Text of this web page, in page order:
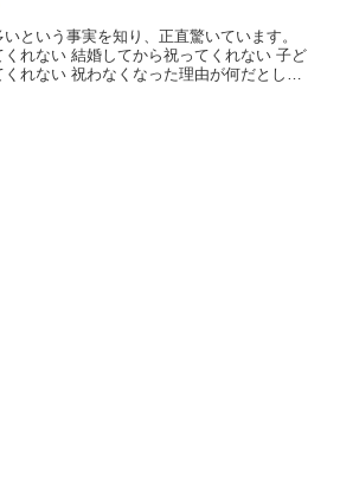
という事実を知り、正直驚いています。
れない 結婚してから祝ってくれない 子ど
れない 祝わなくなった理由が何だとして